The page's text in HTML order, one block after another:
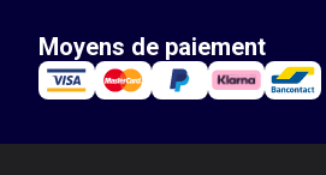
Moyens de paiement